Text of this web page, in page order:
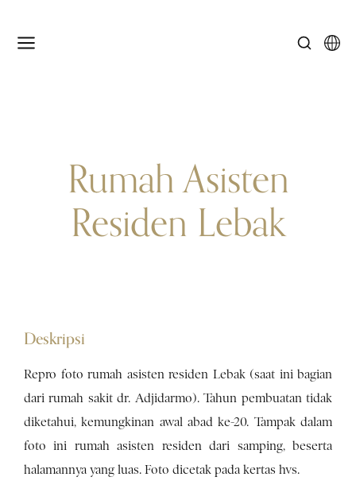
Rumah Asisten
Residen Lebak
Deskripsi
Repro foto rumah asisten residen Lebak (saat ini bagian
dari rumah sakit dr. Adjidarmo). Tahun pembuatan tidak
diketahui, kemungkinan awal abad ke-20. Tampak dalam
foto ini rumah asisten residen dari samping, beserta
halamannya yang luas. Foto dicetak pada kertas hvs.